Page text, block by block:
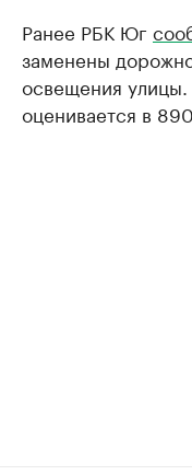
Ранее РБК Юг
заменены
освещения
оценивается в